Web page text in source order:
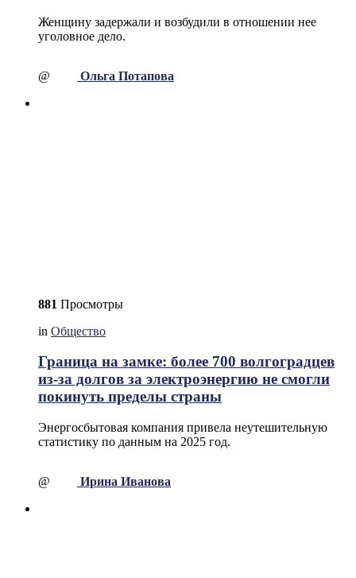
Женщину задержали и возбудили в отношении нее
уголовное дело.
@ Ольга Потапова
881 Просмотры
in Общество
Граница на замке: более 700 волгоградцев
из-за долгов за электроэнергию не смогли
покинуть пределы страны
Энергосбытовая компания привела неутешительную
статистику по данным на 2025 год.
@ Ирина Иванова